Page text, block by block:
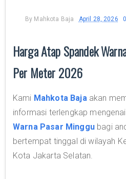
By Mahkota Baja April 28, 2026
Harga Atap Spandek
Per Meter 2026
Kami Mahkota Bajaakan
informasi terlengkap mengenai
Warna Pasar Minggubagi
bertempat tinggal di wilayah
Kota Jakarta Selatan.